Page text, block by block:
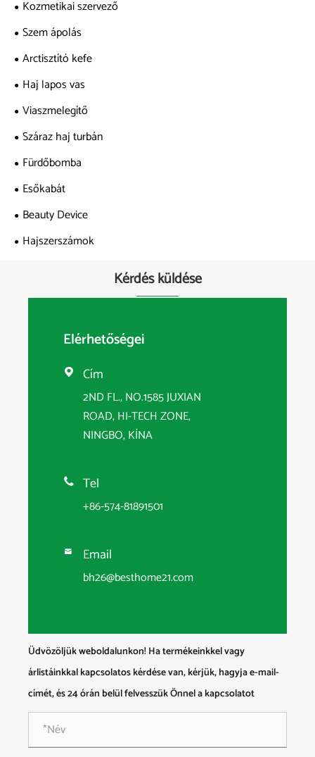
Kozmetikai szervező
Szem ápolás
Arctisztító kefe
Haj lapos vas
Viaszmelegítő
Száraz haj turbán
Fürdőbomba
Esőkabát
Beauty Device
Hajszerszámok
Kérdés küldése
Elérhetőségei
 Cím
2ND FL., NO.1585 JUXIAN
ROAD, HI-TECH ZONE,
NINGBO, KÍNA
 Tel
+86-574-81891501
 Email
bh26@besthome21.com
Üdvözöljük weboldalunkon! Ha termékeinkkel vagy
árlistáinkkal kapcsolatos kérdése van, kérjük, hagyja e-mail-
címét, és 24 órán belül felvesszük Önnel a kapcsolatot